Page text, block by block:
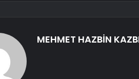
MEHMET HAZBİN